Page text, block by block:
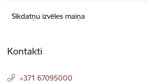
Sīkdatņu izvēles maiņa
Kontakti
+371 67095000